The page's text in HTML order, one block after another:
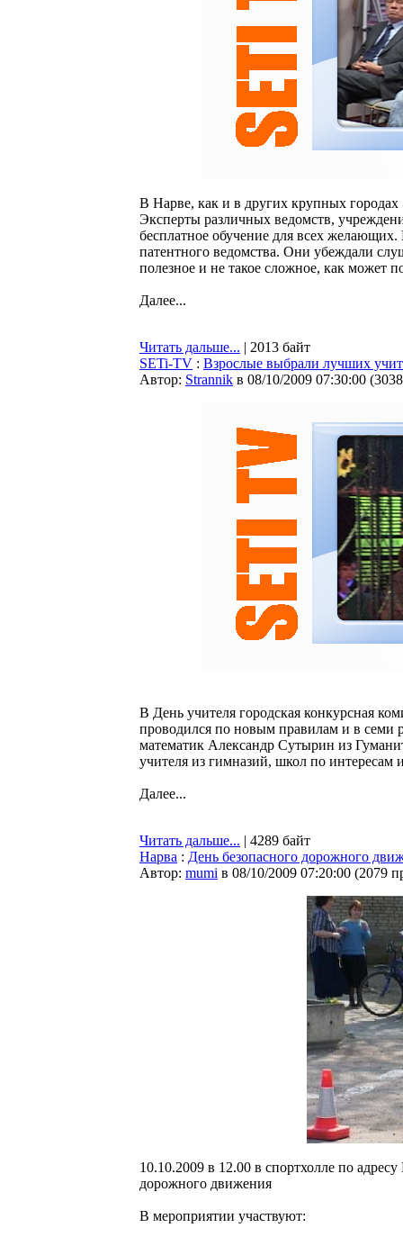
В Нарве, как и в других крупных городах
Эксперты различных ведомств,
бесплатное обучение для всех
патентного ведомства. Они убеждали
полезное и не такое сложное, как может
Далее...
Читать дальше... | 2013 байт
SETi-TV : Взрослые выбрали лучших
Автор: Strannik в 08/10/2009 07:30:00 (
В День учителя городская конкурсная
проводился по новым правилам и в семи
математик Александр Сутырин из
учителя из гимназий, школ по интересам
Далее...
Читать дальше... | 4289 байт
Нарва : День безопасного дорожного
Автор: mumi в 08/10/2009 07:20:00 (2079
10.10.2009 в 12.00 в спортхолле по
дорожного движения
В мероприятии участвуют: